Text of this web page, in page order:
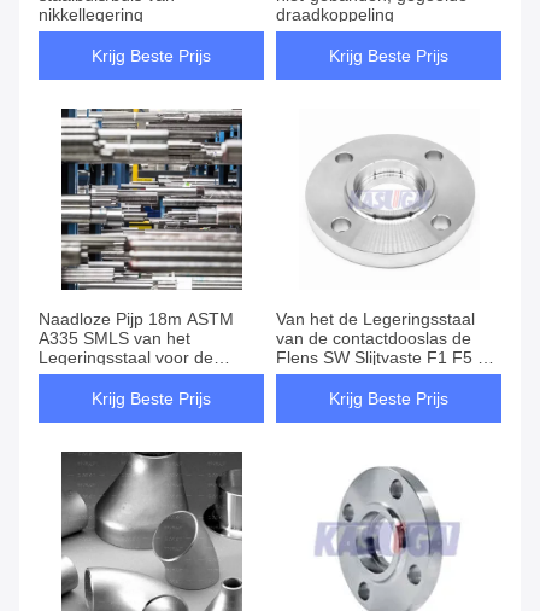
nikkellegering
Krijg Beste Prijs
draadkoppeling
Krijg Beste Prijs
Naadloze Pijp 18m ASTM
A335 SMLS van het
Legeringsstaal voor de
Dienst Op hoge temperatuur
Krijg Beste Prijs
Van het de Legeringsstaal
van de contactdooslas de
Flens SW Slijtvaste F1 F5 F9
F11 F12
Krijg Beste Prijs